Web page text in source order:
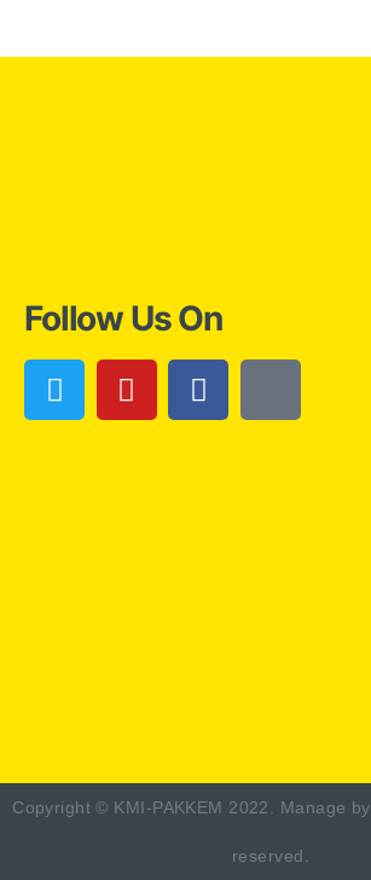
Follow Us On
Copyright © KMI-PAKKEM 2022. Manage by
reserved.